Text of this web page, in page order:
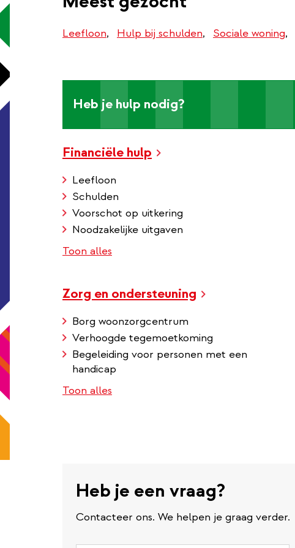
Leefloon Hulp bij schulden Sociale woning
Heb je hulp nodig?
Financiële hulp
Leefloon
Schulden
Voorschot op uitkering
Noodzakelijke uitgaven
Toon alles
Zorg en ondersteuning
Borg woonzorgcentrum
Verhoogde tegemoetkoming
Begeleiding voor personen met een
handicap
Toon alles
Heb je een vraag?
Contacteer ons. We helpen je graag verder.